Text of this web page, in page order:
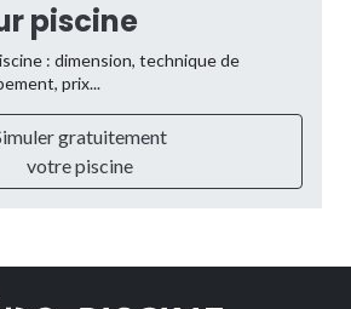
piscine
: dimension, technique de
prix...
gratuitement
votre piscine